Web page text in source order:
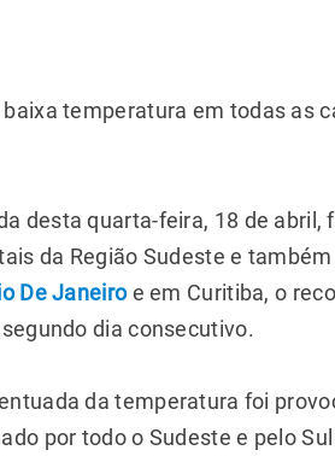
baixa temperatura em todas as
desta quarta-feira, 18 de abril,
da Região Sudeste e
De Janeiroe em Curitiba, o
dia consecutivo.
da temperatura foi
por todo o Sudeste e pelo